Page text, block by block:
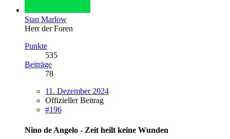
Stan Marlow
Herr der Foren
Punkte
535
Beiträge
78
11. Dezember 2024
Offizieller Beitrag
#196
Nino de Angelo - Zeit heilt keine Wunden